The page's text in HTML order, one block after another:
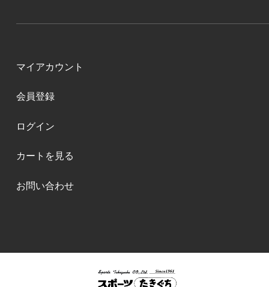
マイアカウント
会員登録
ログイン
カートを見る
お問い合わせ